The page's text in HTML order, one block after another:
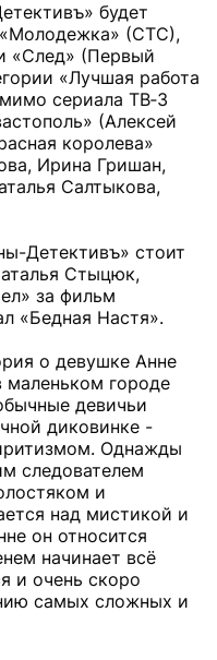
будет
«Молодежка» (СТС),
«След» (Первый
«Лучшая работа
сериала ТВ‑3
(Алексей
королева»
Ирина Гришан,
Салтыкова,
Детективъ» стоит
Стыцюк,
за фильм
«Бедная Настя».
о девушке Анне
городе
девичьи
диковинке -
Однажды
следователем
и
над мистикой и
он относится
начинает всё
и очень скоро
самых сложных и